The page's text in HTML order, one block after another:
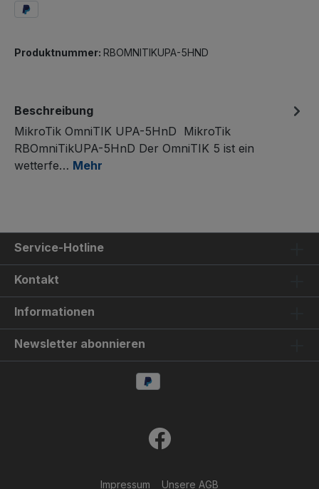
Produktnummer: RBOMNITIKUPA-5HND
Beschreibung
MikroTik OmniTIK UPA-5HnD MikroTik
RBOmniTikUPA-5HnD Der OmniTIK 5 ist ein
wetterfe… Mehr
Service-Hotline
Kontakt
Informationen
Newsletter abonnieren
Impressum Unsere AGB